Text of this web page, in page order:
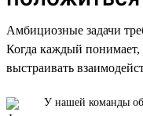
Амбициозные задачи
Когда каждый понимает,
выстраивать
У нашей команды